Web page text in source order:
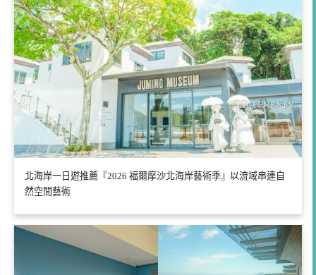
北海岸一日遊推薦『2026 福爾摩沙北海岸藝術季』以流域串連自
然空間藝術